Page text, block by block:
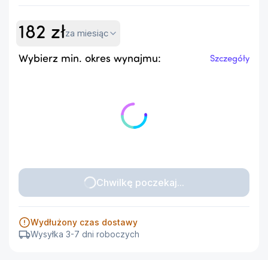
182 złza miesiąc
Wybierz min. okres wynajmu: Szczegóły
Chwilkę poczekaj...
Wydłużony czas dostawy
Wysyłka 3-7 dni roboczych